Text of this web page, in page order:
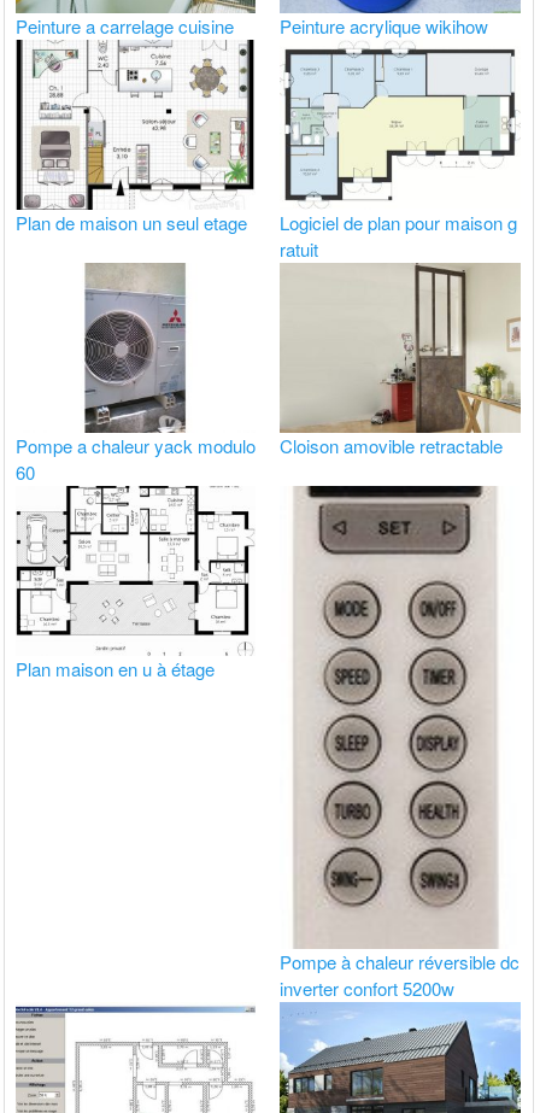
Peinture a carrelage cuisine Peinture acrylique wikihow
Plan de maison un seul etage
Logiciel de plan pour maison g
ratuit
Pompe a chaleur yack modulo
60
Cloison amovible retractable
Plan maison en u à étage
Pompe à chaleur réversible dc
inverter confort 5200w